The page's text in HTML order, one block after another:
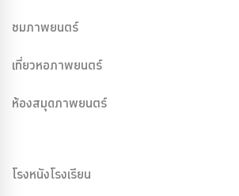
ชมภาพยนตร์
เที่ยวหอภาพยนตร์
ห้องสมุดภาพยนตร์
โรงหนังโรงเรียน